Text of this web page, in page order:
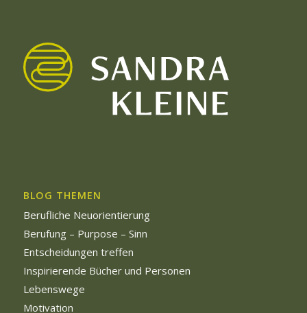
BLOG THEMEN
Berufliche Neuorientierung
Berufung – Purpose – Sinn
Entscheidungen treffen
Inspirierende Bücher und Personen
Lebenswege
Motivation